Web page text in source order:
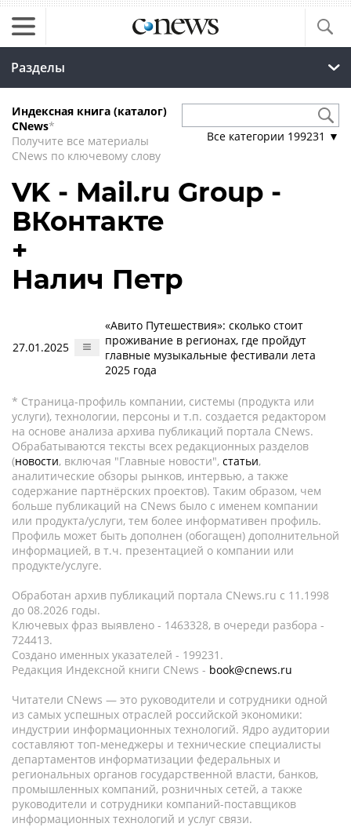
Разделы
Индексная книга (каталог)
CNews*
Получите все материалы
CNews по ключевому слову
Все категории 199231 ▼
VK - Mail.ru Group -
ВКонтакте
+
Налич Петр
27.01.2025
«Авито Путешествия»: сколько стоит
проживание в регионах, где пройдут
главные музыкальные фестивали лета
2025 года
* Страница-профиль компании, системы (продукта или
услуги), технологии, персоны и т.п. создается редактором
на основе анализа архива публикаций портала CNews.
Обрабатываются тексты всех редакционных разделов
(новости, включая "Главные новости", статьи,
аналитические обзоры рынков, интервью, а также
содержание партнёрских проектов). Таким образом, чем
больше публикаций на CNews было с именем компании
или продукта/услуги, тем более информативен профиль.
Профиль может быть дополнен (обогащен) дополнительной
информацией, в т.ч. презентацией о компании или
продукте/услуге.
Обработан архив публикаций портала CNews.ru c 11.1998
до 08.2026 годы.
Ключевых фраз выявлено - 1463328, в очереди разбора -
724413.
Создано именных указателей - 199231.
Редакция Индексной книги CNews - book@cnews.ru
Читатели CNews — это руководители и сотрудники одной
из самых успешных отраслей российской экономики:
индустрии информационных технологий. Ядро аудитории
составляют топ-менеджеры и технические специалисты
департаментов информатизации федеральных и
региональных органов государственной власти, банков,
промышленных компаний, розничных сетей, а также
руководители и сотрудники компаний-поставщиков
информационных технологий и услуг связи.